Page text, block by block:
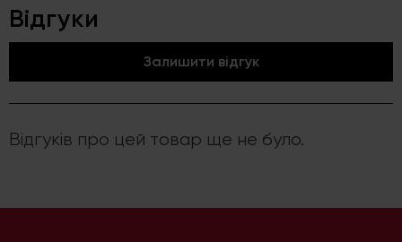
Відгуки
Залишити відгук
Відгуків про цей товар ще не було.